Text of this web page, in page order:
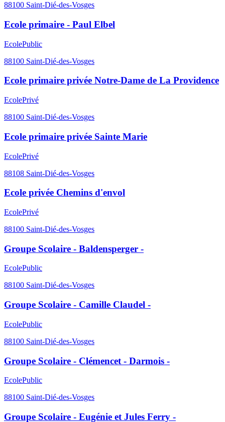
88100 Saint-Dié-des-Vosges
Ecole primaire - Paul Elbel
EcolePublic
88100 Saint-Dié-des-Vosges
Ecole primaire privée Notre-Dame de La Providence
EcolePrivé
88100 Saint-Dié-des-Vosges
Ecole primaire privée Sainte Marie
EcolePrivé
88108 Saint-Dié-des-Vosges
Ecole privée Chemins d'envol
EcolePrivé
88100 Saint-Dié-des-Vosges
Groupe Scolaire - Baldensperger -
EcolePublic
88100 Saint-Dié-des-Vosges
Groupe Scolaire - Camille Claudel -
EcolePublic
88100 Saint-Dié-des-Vosges
Groupe Scolaire - Clémencet - Darmois -
EcolePublic
88100 Saint-Dié-des-Vosges
Groupe Scolaire - Eugénie et Jules Ferry -